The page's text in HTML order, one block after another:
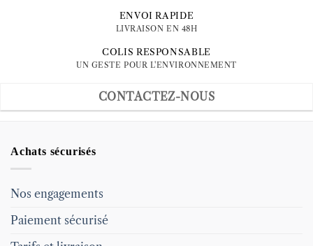
ENVOI RAPIDE
LIVRAISON EN 48H
COLIS RESPONSABLE
UN GESTE POUR L'ENVIRONNEMENT
CONTACTEZ-NOUS
Achats sécurisés
Nos engagements
Paiement sécurisé